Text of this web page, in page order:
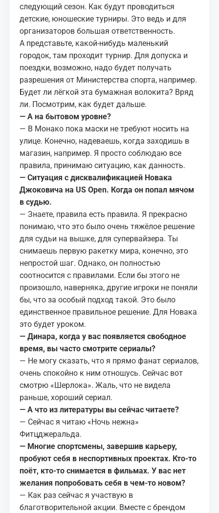
следующий сезон. Как будут проводиться
детские, юношеские турниры. Это ведь и для
организаторов большая ответственность.
А представьте, какой-нибудь маленький
городок, там проходит турнир. Для допуска и
поездки, возможно, надо будет получать
разрешения от Министерства спорта, например.
Будет ли лёгкой эта бумажная волокита? Вряд
ли. Посмотрим, как будет дальше.
— А на бытовом уровне?
— В Монако пока маски не требуют носить на
улице. Конечно, надеваешь, когда заходишь в
магазин, например. Я просто соблюдаю все
правила, принимаю ситуацию, как данность.
— Ситуация с дисквалификацией Новака
Джоковича на US Open. Когда он попал мячом
в судью.
— Знаете, правила есть правила. Я прекрасно
понимаю, что это было очень тяжёлое решение
для судьи на вышке, для супервайзера. Ты
снимаешь первую ракетку мира, конечно, это
непростой шаг. Однако, он полностью
соотносится с правилами. Если бы этого не
произошло, наверняка, другие игроки не поняли
бы, что за особый подход такой. Это было
единственное правильное решение. Для Новака
это будет уроком.
— Динара, когда у вас появляется свободное
время, вы часто смотрите сериалы?
— Не могу сказать, что я прямо фанат сериалов,
очень спокойно к ним отношусь. Сейчас вот
смотрю «Шерлока». Жаль, что не видела
раньше, хороший сериал.
— А что из литературы вы сейчас читаете?
— Сейчас я читаю «Ночь нежна»
Фитцджеральда.
— Многие спортсмены, завершив карьеру,
пробуют себя в неспортивных проектах. Кто-то
поёт, кто-то снимается в фильмах. У вас нет
желания попробовать себя в чем-то новом?
— Как раз сейчас я участвую в
благотворительной акции. Вместе с брендом